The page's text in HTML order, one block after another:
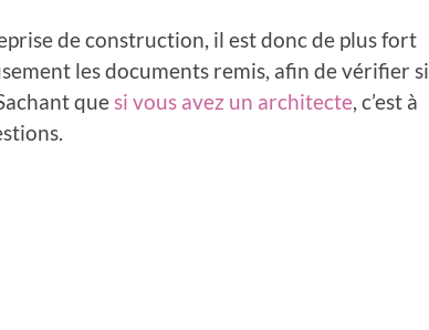
de construction, il est donc de plus fort
les documents remis, afin de vérifier si
quesi vous avez un architecte, c’est à